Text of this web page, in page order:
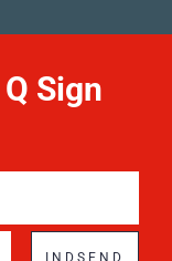
Sign
INDSEND